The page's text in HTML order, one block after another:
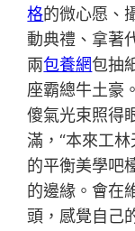
格的微心愿、
動典禮、拿著
兩包養網包抽
座霸總牛土豪
傻氣光束照得
滿，“本來工
的平衡美學吧
的邊緣。會在
頭，感覺自己